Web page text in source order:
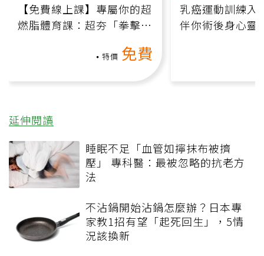
【免費線上課】專屬你的超
燃脂體育課：超夯「拳擊有
特價 免費
乳癌運動訓練入
伴你術後身心靈
延伸閱讀
睡眠不足「血管如擰抹布被擠
壓」 專科醫：最被忽略的抗老方
法
不沾鍋開始沾鍋怎麼辦？日本專
家教1招有望「起死回生」，5情
況該換新